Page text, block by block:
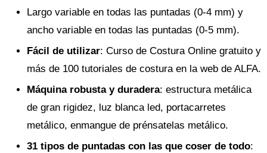
Largo variable en todas las puntadas (0-4 mm) y
ancho variable en todas las puntadas (0-5 mm).
Fácil de utilizar: Curso de Costura Online gratuito y
más de 100 tutoriales de costura en la web de ALFA.
Máquina robusta y duradera: estructura metálica
de gran rigidez, luz blanca led, portacarretes
metálico, enmangue de prénsatelas metálico.
31 tipos de puntadas con las que coser de todo: